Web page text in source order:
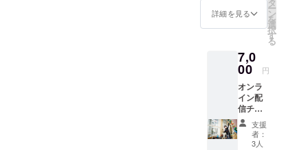
お届け
するス
テッ
カーが
ござい
ました
ら備考
欄にご
入力く
ださ
紙 ※色
は黒の
み 4.4オ
リエス
テル
100％
メッ
シュ 生
産国：
ベトナ
ムオン
ライン
詳細を見る ー
ン
を
選
択
す
る
7,0
00 円
オンラ
イン配
信チ
ケット
＋
SAKAIs
支援
者：
3人